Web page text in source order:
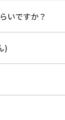
いですか？
)